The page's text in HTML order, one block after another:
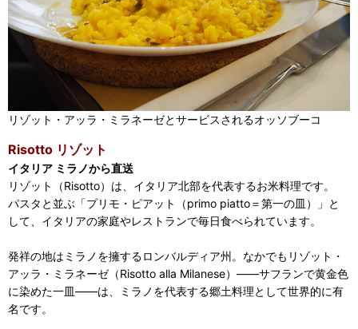
リゾット・アッラ・ミラネーゼとサービスされるオッソブーコ
Risotto リゾット
イタリア ミラノから直送
リゾット（Risotto）は、イタリア北部を代表するお米料理です。
パスタと並ぶ「プリモ・ピアット（primo piatto＝第一の皿）」と
して、イタリアの家庭やレストランで毎日食べられています。
発祥の地はミラノを擁するロンバルディア州。なかでもリゾット・
アッラ・ミラネーゼ（Risotto alla Milanese）——サフランで黄金色
に染めた一皿——は、ミラノを代表する郷土料理として世界的に有
名です。